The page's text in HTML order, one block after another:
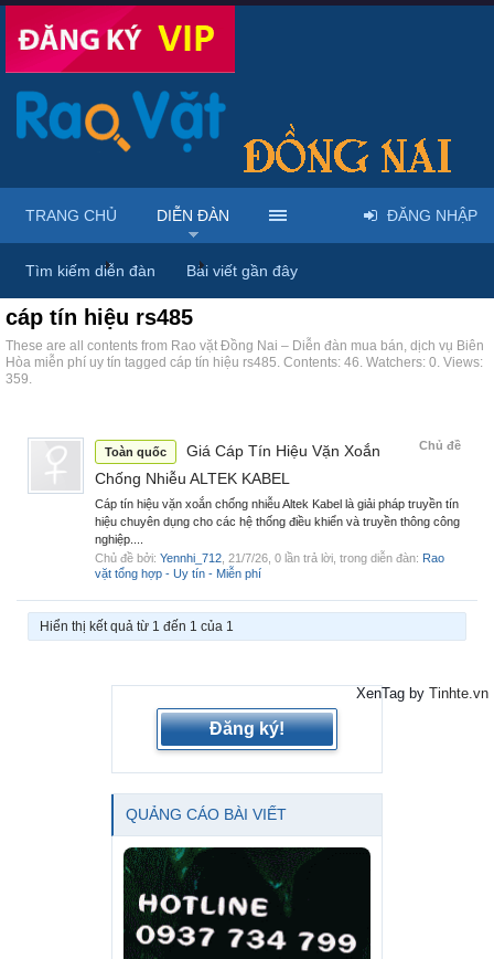
Trang chủ Diễn đàn Tags
cáp tín hiệu rs485
These are all contents from Rao vặt Đồng Nai – Diễn đàn mua bán, dịch vụ Biên
Hòa miễn phí uy tín tagged cáp tín hiệu rs485. Contents: 46. Watchers: 0. Views:
359.
Chủ đề
Toàn quốc
Giá Cáp Tín Hiệu Vặn Xoắn
Chống Nhiễu ALTEK KABEL
Cáp tín hiệu vặn xoắn chống nhiễu Altek Kabel là giải pháp truyền tín
hiệu chuyên dụng cho các hệ thống điều khiển và truyền thông công
nghiệp....
Chủ đề bởi: Yennhi_712 21/7/26 , 0 lần trả lời, trong diễn đàn: Rao
vặt tổng hợp - Uy tín - Miễn phí
Hiển thị kết quả từ 1 đến 1 của 1
XenTag by Tinhte.vn
Đăng ký!
QUẢNG CÁO BÀI VIẾT
TRANG CHỦ DIỄN ĐÀN
Tìm kiếm diễn đàn Bài viết gần đây
ĐĂNG NHẬP